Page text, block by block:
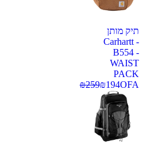
תיק מותן
Carhartt -
B554 -
WAIST
PACK
OFA
₪194
₪259